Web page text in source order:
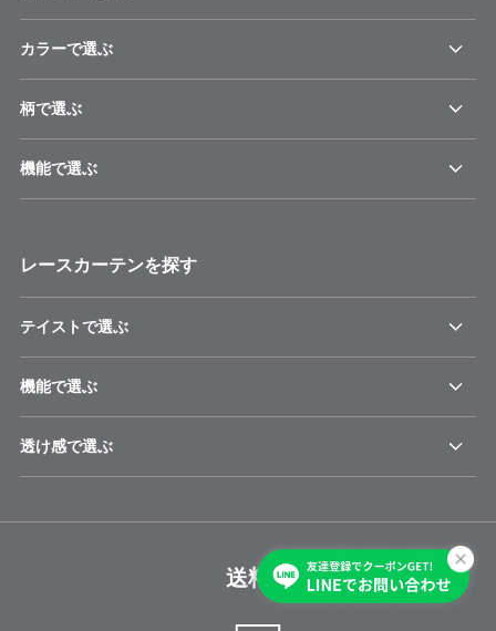
カラーで選ぶ
柄で選ぶ
機能で選ぶ
レースカーテンを探す
テイストで選ぶ
機能で選ぶ
透け感で選ぶ
送料